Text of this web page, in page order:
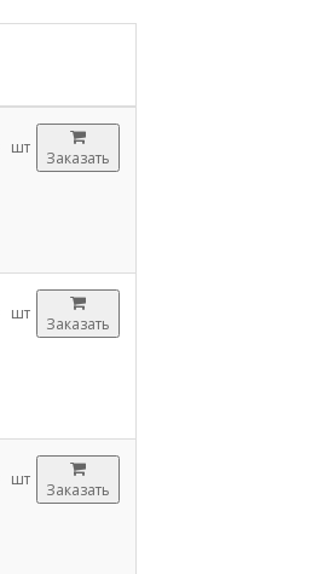
шт
Заказать
шт
Заказать
шт
Заказать